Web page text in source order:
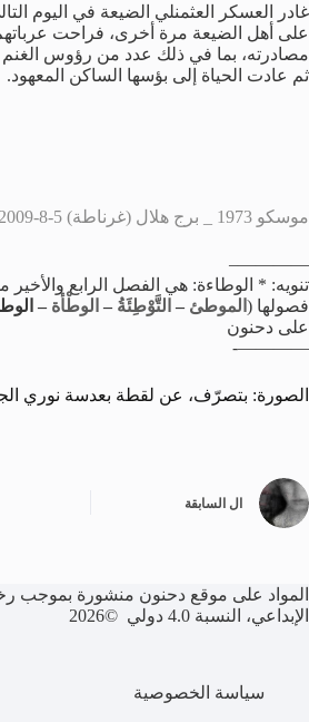
غادر العسكر العثمنلي الضيعة في اليوم
على أهل الضيعة مرة أخرى، فراحت
مصادرته، بما في ذلك عدد من رؤوس الغنم
ثم عادت الحياة إلى بؤسها الساكن المعهود.
موسكو 1973 _ برج هلال (غرناطة) 5-8-2009
————–
تنويه: * الوطاءة: هي الفصل الرابع والأخير
فصولها ( الموطئ – التَّوْطِئَةُ – الوطْأة –
على دحنون
————-
الصورة: بتصرّف، عن لقطة بعدسة نوري
ال السابقة
المواد على موقع دحنون منشورة بموجب
الإبداعي، النسبة 4.0 دولي ©2026
سياسة الخصوصية